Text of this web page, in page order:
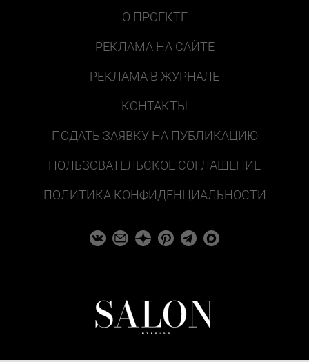
О ПРОЕКТЕ
РЕКЛАМА НА САЙТЕ
РЕКЛАМА В ЖУРНАЛЕ
КОНТАКТЫ
ПОДАТЬ ЗАЯВКУ НА ПУБЛИКАЦИЮ
ПОЛЬЗОВАТЕЛЬСКОЕ СОГЛАШЕНИЕ
ПОЛИТИКА КОНФИДЕНЦИАЛЬНОСТИ